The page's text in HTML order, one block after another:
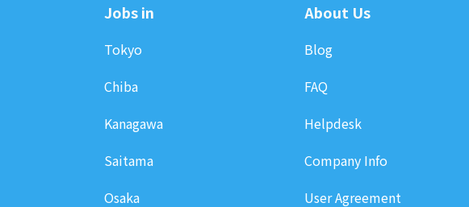
Jobs in
Tokyo
Chiba
Kanagawa
Saitama
Osaka
About Us
Blog
FAQ
Helpdesk
Company Info
User Agreement